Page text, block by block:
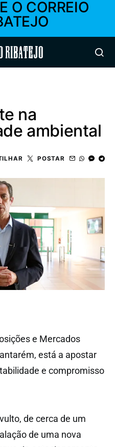
O CORREIO
Ribatejo
na
ambiental
POSTAR
e Mercados
está a apostar
e compromisso
de cerca de um
de uma nova